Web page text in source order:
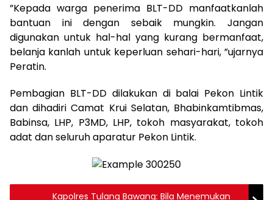
”Kepada warga penerima BLT-DD manfaatkanlah
bantuan ini dengan sebaik mungkin. Jangan
digunakan untuk hal-hal yang kurang bermanfaat,
belanja kanlah untuk keperluan sehari-hari, ”ujarnya
Peratin.
Pembagian BLT-DD dilakukan di balai Pekon Lintik
dan dihadiri Camat Krui Selatan, Bhabinkamtibmas,
Babinsa, LHP, P3MD, LHP, tokoh masyarakat, tokoh
adat dan seluruh aparatur Pekon Lintik.
Kapolres Tulang Bawang: Bila Menemukan